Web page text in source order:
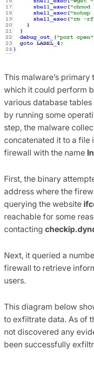
This malware’s
which it could perform
various database
by running some
step, the malware
concatenated it to a file
firewall with the name
First, the binary
address where the
querying the website
reachable for some
contacting
Next, it queried a
firewall to retrieve
users.
This diagram below
to exfiltrate data. As of
not discovered any
been successfully